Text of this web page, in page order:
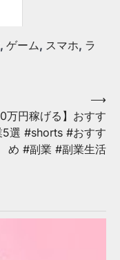
, ゲーム, スマホ, ラ
万円稼げる】おすす
5選 #shorts #おすす
め #副業 #副業生活
⟶